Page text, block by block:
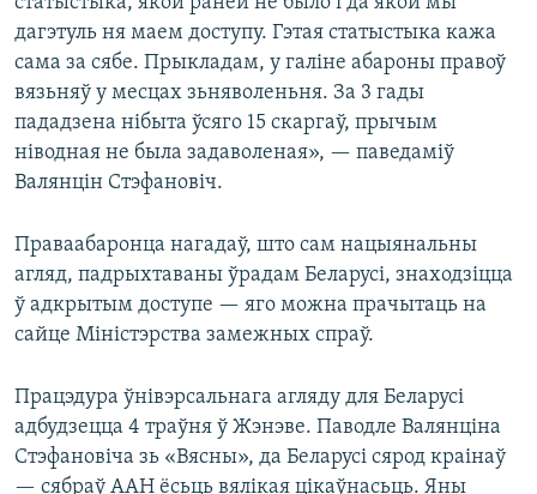
дагэтуль ня маем доступу. Гэтая статыстыка кажа
сама за сябе. Прыкладам, у галіне абароны правоў
вязьняў у месцах зьняволеньня. За 3 гады
пададзена нібыта ўсяго 15 скаргаў, прычым
ніводная не была задаволеная», — паведаміў
Валянцін Стэфановіч.
Праваабаронца нагадаў, што сам нацыянальны
агляд, падрыхтаваны ўрадам Беларусі, знаходзіцца
ў адкрытым доступе — яго можна прачытаць на
сайце Міністэрства замежных спраў.
Працэдура ўнівэрсальнага агляду для Беларусі
адбудзецца 4 траўня ў Жэнэве. Паводле Валянціна
Стэфановіча зь «Вясны», да Беларусі сярод краінаў
— сябраў ААН ёсьць вялікая цікаўнасьць. Яны